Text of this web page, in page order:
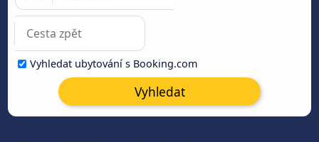
Vyhledat ubytování s Booking.com
Vyhledat